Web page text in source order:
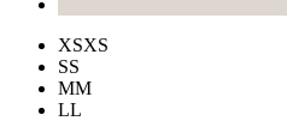
XSXS
SS
MM
LL